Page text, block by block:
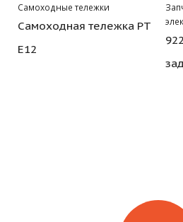
Самоходные тележки
Самоходная тележка PT
E12